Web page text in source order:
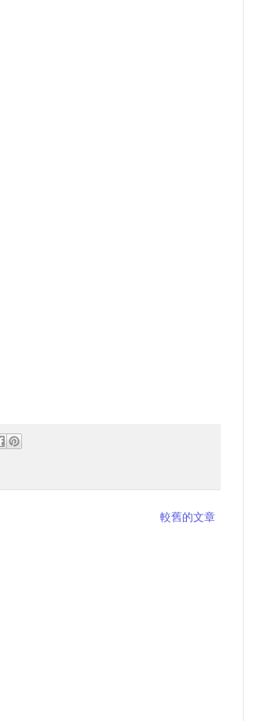
較舊的文章